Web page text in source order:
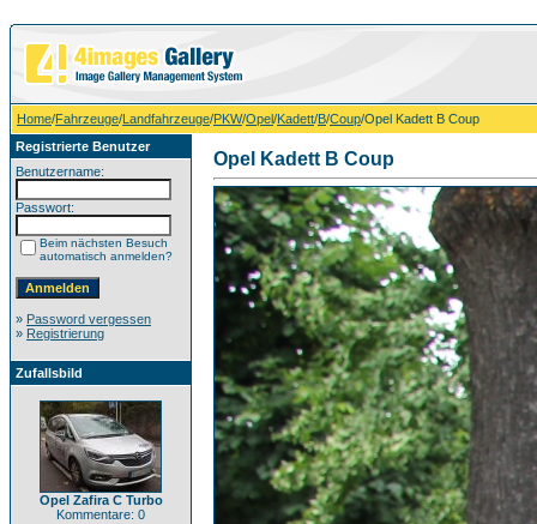
Home/Fahrzeuge/Landfahrzeuge/PKW/Opel/Kadett/B/Coup/Opel Kadett B Coup
Registrierte Benutzer
Benutzername:
Passwort:
Beim nächsten Besuch
automatisch anmelden?
» Password vergessen
» Registrierung
Zufallsbild
Opel Zafira C Turbo
Kommentare: 0
Opel Kadett B Coup